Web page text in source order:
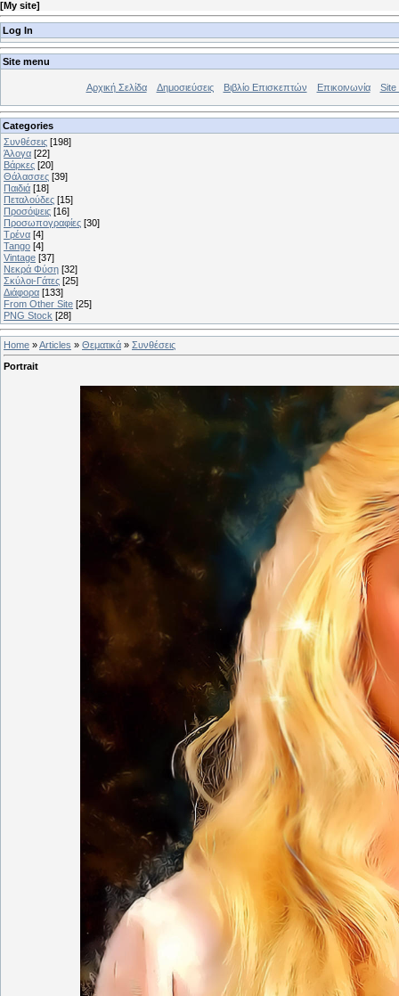
[My site]
Log In
Site menu
Αρχική Σελίδα Δημοσιεύσεις Βιβλίο Επισκεπτών Επικοινωνία Site
Categories
Συνθέσεις [198]
Άλογα [22]
Βάρκες [20]
Θάλασσες [39]
Παιδιά [18]
Πεταλούδες [15]
Προσόψεις [16]
Προσωπογραφίες [30]
Τρένα [4]
Tango [4]
Vintage [37]
Νεκρά Φύση [32]
Σκύλοι-Γάτες [25]
Διάφορα [133]
From Other Site [25]
PNG Stock [28]
Home »Articles » Θεματικά » Συνθέσεις
Portrait